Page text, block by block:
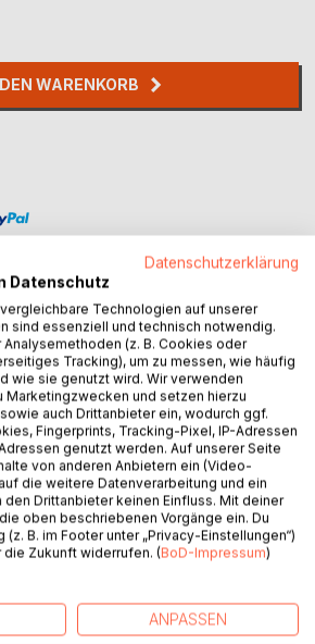
WARENKORB
für Kinder im Alter zwischen 3
illustriert.
seiner Schwester Lotte, Papa und
einem Ort gar nicht so weit von hier.
Dinge, die Kinder so erleben,
Dazu gehört natürlich auch
Abenteuer.
Maxe Geschichten, die
Datenschutzerklärung
Datenschutz
Technologien auf unserer
sind essenziell und technisch notwendig.
(z. B. Cookies oder
Tracking), um zu messen, wie häufig
wie sie genutzt wird. Wir verwenden
Marketingzwecken und setzen hierzu
auch Drittanbieter ein, wodurch ggf.
Fingerprints, Tracking-Pixel, IP-Adressen
genutzt werden. Auf unserer Seite
von anderen Anbietern ein (Video-
die weitere Datenverarbeitung und ein
Drittanbieter keinen Einfluss. Mit deiner
oben beschriebenen Vorgänge ein. Du
B. im Footer unter „Privacy-Einstellungen“)
Zukunft widerrufen. (BoD-Impressum)
ANPASSEN